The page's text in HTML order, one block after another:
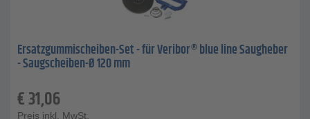
Ersatzgummischeiben-Set - für Veribor® blue line Saugheber
- Saugscheiben-Ø 120 mm
€31,06
Preis inkl. MwSt.